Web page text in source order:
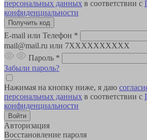
персональных данных в соответствии с
конфиденциальности
E-mail или Телефон *
mail@mail.ru или 7XXXXXXXXXX
Пароль *
Забыли пароль?
Нажимая на кнопку ниже, я даю
персональных данных в соответствии с
конфиденциальности
Авторизация
Восстановление пароля